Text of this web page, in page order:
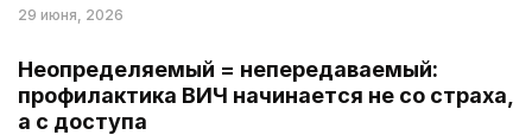
29 июня, 2026
Неопределяемый = непередаваемый:
профилактика ВИЧ начинается не со страха,
а с доступа